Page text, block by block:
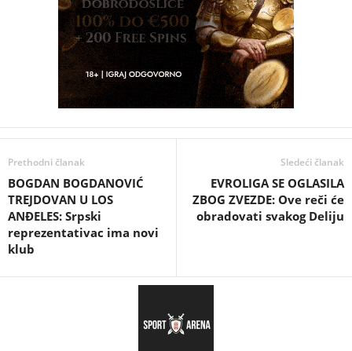
Prethodni članak
BOGDAN BOGDANOVIĆ
TREJDOVAN U LOS
ANĐELES: Srpski
reprezentativac ima novi
klub
Sledeći članak
EVROLIGA SE OGLASILA
ZBOG ZVEZDE: Ove reči će
obradovati svakog Deliju